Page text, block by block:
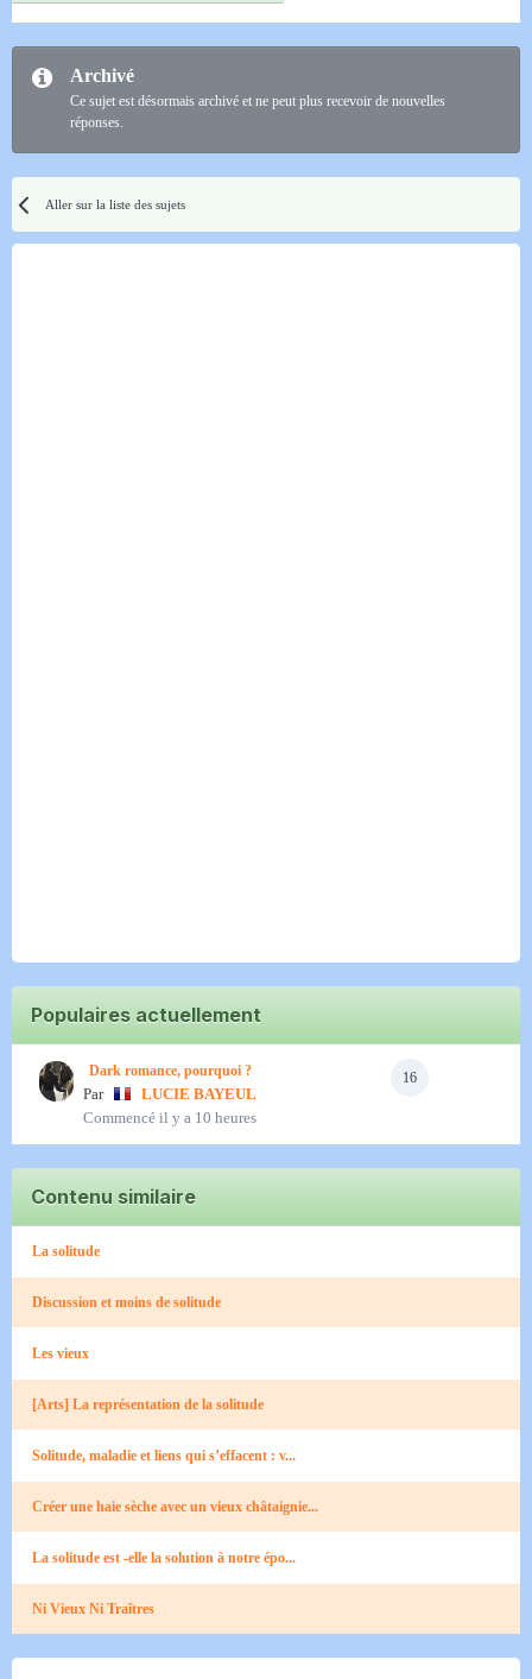
Archivé
Ce sujet est désormais archivé et ne peut plus recevoir de nouvelles
réponses.
Aller sur la liste des sujets
Populaires actuellement
16
Dark romance, pourquoi ?
Par
LUCIE BAYEUL
Commencé il y a 10 heures
Contenu similaire
La solitude
Discussion et moins de solitude
Les vieux
[Arts] La représentation de la solitude
Solitude, maladie et liens qui s’effacent : v...
Créer une haie sèche avec un vieux châtaignie...
La solitude est -elle la solution à notre épo...
Ni Vieux Ni Traîtres